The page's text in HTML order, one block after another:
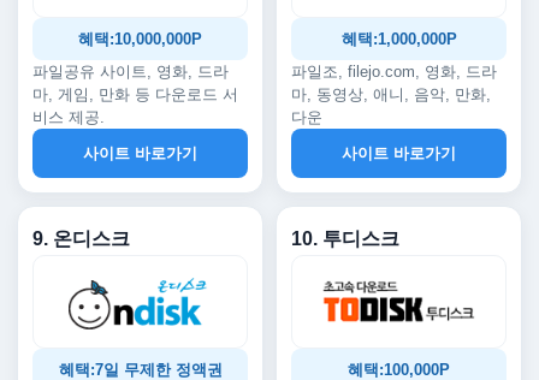
혜택:10,000,000P
파일공유 사이트, 영화, 드라
마, 게임, 만화 등 다운로드 서
비스 제공.
사이트 바로가기
혜택:1,000,000P
파일조, filejo.com, 영화, 드라
마, 동영상, 애니, 음악, 만화,
다운
사이트 바로가기
9. 온디스크
혜택:7일 무제한 정액권
10. 투디스크
혜택:100,000P